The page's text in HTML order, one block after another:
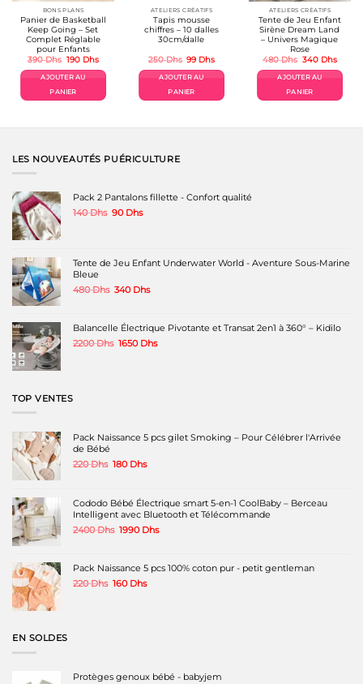
BONS PLANS
Panier de Basketball
Keep Going – Set
Complet Réglable
pour Enfants
390Dhs Le
initial
était :
390 Dhs.
190 DhsLe
actuel
AJOUTER AU
PANIER
ATELIERS CRÉATIFS
Tapis mousse
chiffres – 10 dalles
30cm/dalle
250Dhs Le
initial
était :
250 Dhs.
99 DhsLe
actuel
AJOUTER AU
PANIER
ATELIERS CRÉATIFS
Tente de Jeu Enfant
Sirène Dream Land
– Univers Magique
Rose
480Dhs Le
initial
était :
480 Dhs.
340 DhsLe
actuel
AJOUTER AU
PANIER
LES NOUVEAUTÉS PUÉRICULTURE
Pack 2 Pantalons fillette - Confort qualité
140Dhs Le
140 Dhs.
90 DhsLe
90 Dhs.
Tente de Jeu Enfant Underwater World - Aventure Sous-Marine
Bleue
480Dhs Le
était :
480 Dhs.
340 DhsLe
340 Dhs.
Balancelle Électrique Pivotante et Transat 2en1 à 360° – Kidilo
2200Dhs Le
1650 DhsLe
TOP VENTES
Pack Naissance 5 pcs gilet Smoking – Pour Célébrer l'Arrivée
de Bébé
220Dhs Le
était :
220 Dhs.
180 DhsLe
180 Dhs.
Cododo Bébé Électrique smart 5-en-1 CoolBaby – Berceau
Intelligent avec Bluetooth et Télécommande
2400Dhs Le
2400 Dhs.
1990 DhsLe
est :
1990 Dhs.
Pack Naissance 5 pcs 100% coton pur - petit gentleman
220Dhs Le
160 DhsLe
EN SOLDES
Protèges genoux bébé - babyjem